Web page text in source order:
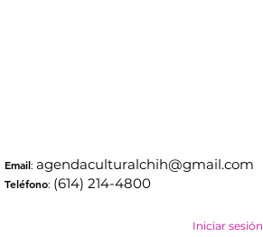
Iniciar sesión
Email:agendaculturalchih@gmail.com
Teléfono: (614) 214-4800